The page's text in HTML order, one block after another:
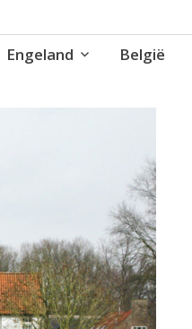
Engeland België